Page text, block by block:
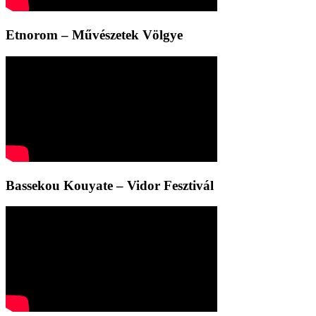
Etnorom – Művészetek Völgye
Bassekou Kouyate – Vidor Fesztivál